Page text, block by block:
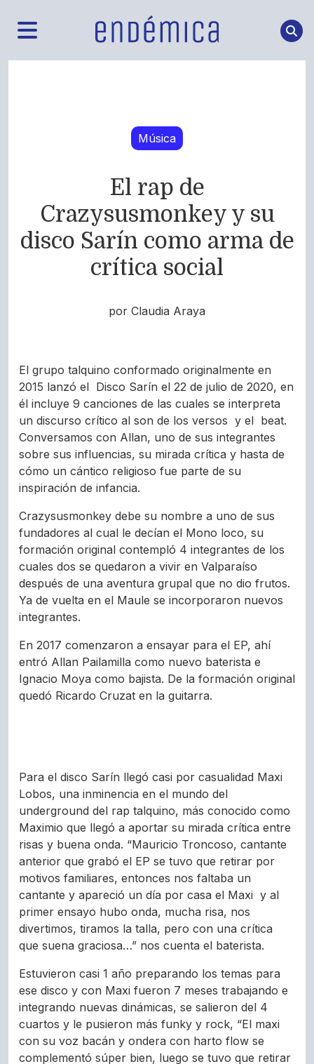
Música
El rap de
Crazysusmonkey y su
disco Sarín como arma de
crítica social
por Claudia Araya
El grupo talquino conformado originalmente en
2015 lanzó el Disco Sarín el 22 de julio de 2020, en
él incluye 9 canciones de las cuales se interpreta
un discurso crítico al son de los versos y el beat.
Conversamos con Allan, uno de sus integrantes
sobre sus influencias, su mirada crítica y hasta de
cómo un cántico religioso fue parte de su
inspiración de infancia.
Crazysusmonkey debe su nombre a uno de sus
fundadores al cual le decían el Mono loco, su
formación original contempló 4 integrantes de los
cuales dos se quedaron a vivir en Valparaíso
después de una aventura grupal que no dio frutos.
Ya de vuelta en el Maule se incorporaron nuevos
integrantes.
En 2017 comenzaron a ensayar para el EP, ahí
entró Allan Pailamilla como nuevo baterista e
Ignacio Moya como bajista. De la formación original
quedó Ricardo Cruzat en la guitarra.
Para el disco Sarín llegó casi por casualidad Maxi
Lobos, una inminencia en el mundo del
underground del rap talquino, más conocido como
Maximio que llegó a aportar su mirada crítica entre
risas y buena onda. “Mauricio Troncoso, cantante
anterior que grabó el EP se tuvo que retirar por
motivos familiares, entonces nos faltaba un
cantante y apareció un día por casa el Maxi y al
primer ensayo hubo onda, mucha risa, nos
divertimos, tiramos la talla, pero con una crítica
que suena graciosa…” nos cuenta el baterista.
Estuvieron casi 1 año preparando los temas para
ese disco y con Maxi fueron 7 meses trabajando e
integrando nuevas dinámicas, se salieron del 4
cuartos y le pusieron más funky y rock, “El maxi
con su voz bacán y ondera con harto flow se
complementó súper bien, luego se tuvo que retirar